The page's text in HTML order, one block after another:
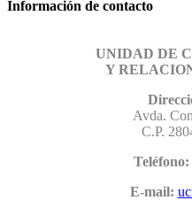
Información de contacto
UNIDAD DE
Y
Avda.
C.P.
Teléfono:
E-mail: